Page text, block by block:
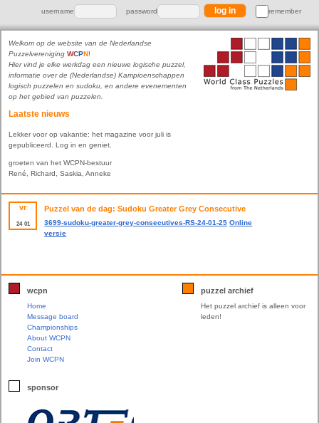
username password remember
Welkom op de website van de Nederlandse
Puzzelvereniging WCPN!
Hier vind je elke werkdag een nieuwe logische puzzel,
informatie over de (Nederlandse) Kampioenschappen
logisch puzzelen en sudoku, en andere evenementen
op het gebied van puzzelen.
Laatste nieuws
Lekker voor op vakantie: het magazine voor juli is
gepubliceerd. Log in en geniet.
groeten van het WCPN-bestuur
René, Richard, Saskia, Anneke
vr
24 01
Puzzel van de dag: Sudoku Greater Grey Consecutive
3699-sudoku-greater-grey-consecutives-RS-24-01-25 Online
versie
wcpn
Home
Message board
Championships
About WCPN
Contact
Join WCPN
sponsor
puzzel archief
Het puzzel archief is alleen voor
leden!